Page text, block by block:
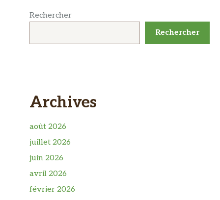
Rechercher
Rechercher
Archives
août 2026
juillet 2026
juin 2026
avril 2026
février 2026